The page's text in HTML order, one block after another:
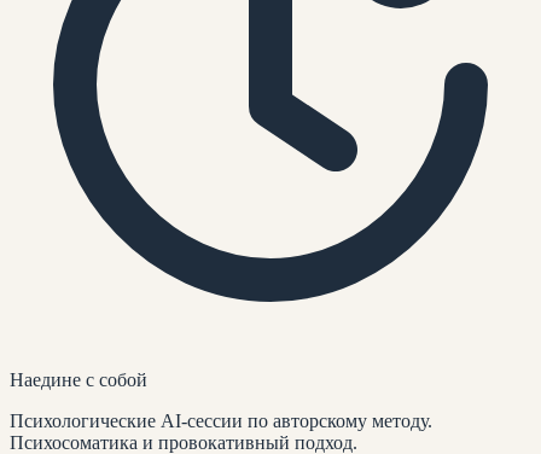
Наедине с собой
Психологические AI-сессии по авторскому методу.
Психосоматика и провокативный подход.